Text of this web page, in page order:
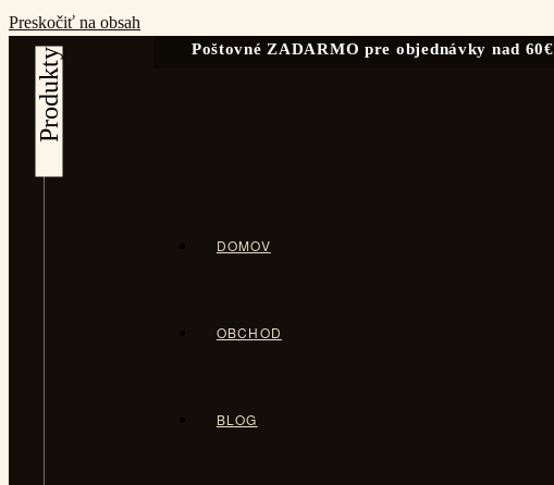
Preskočiť na obsah
Poštovné ZADARMO pre objednávky nad 60€
DOMOV
OBCHOD
BLOG